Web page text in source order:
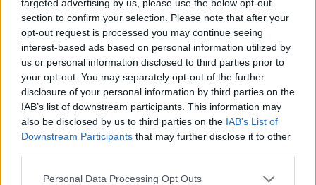
targeted advertising by us, please use the below opt-out
section to confirm your selection. Please note that after your
opt-out request is processed you may continue seeing
interest-based ads based on personal information utilized by
us or personal information disclosed to third parties prior to
your opt-out. You may separately opt-out of the further
disclosure of your personal information by third parties on the
IAB’s list of downstream participants. This information may
also be disclosed by us to third parties on the IAB’s List of
Downstream Participants that may further disclose it to other
Personal Data Processing Opt Outs
Με απλά λόγια κατανοώντας όλα τα παραπάνω, αν ο
CISO δεν έχει θέση στο διοικητικό συμβούλιο, η
εταιρεία μάλλον δεν δίνει την απαραίτητη
προτεραιότητα στην ασφάλεια των πληροφοριών
της.